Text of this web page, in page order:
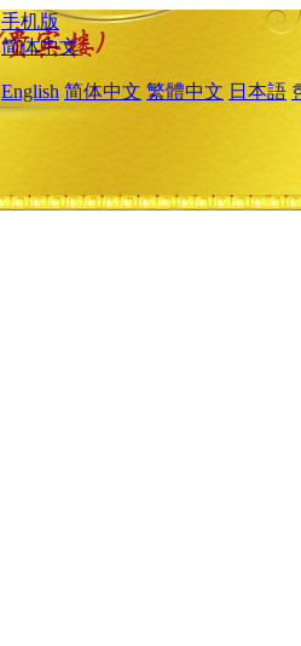
手机版
简体中文
English 简体中文 繁體中文 日本語